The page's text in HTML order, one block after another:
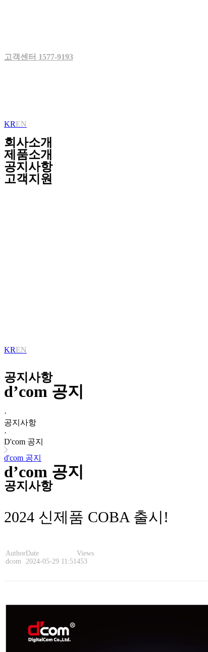
고객센터 1577-9193
KREN
회사소개
제품소개
공지사항
고객지원
KREN
공지사항
d’com 공지
·
공지사항
·
D'com 공지
d'com 공지
d’com 공지
공지사항
2024 신제품 COBA 출시!
Author
dcom
Date
2024-05-29 11:51
Views
453